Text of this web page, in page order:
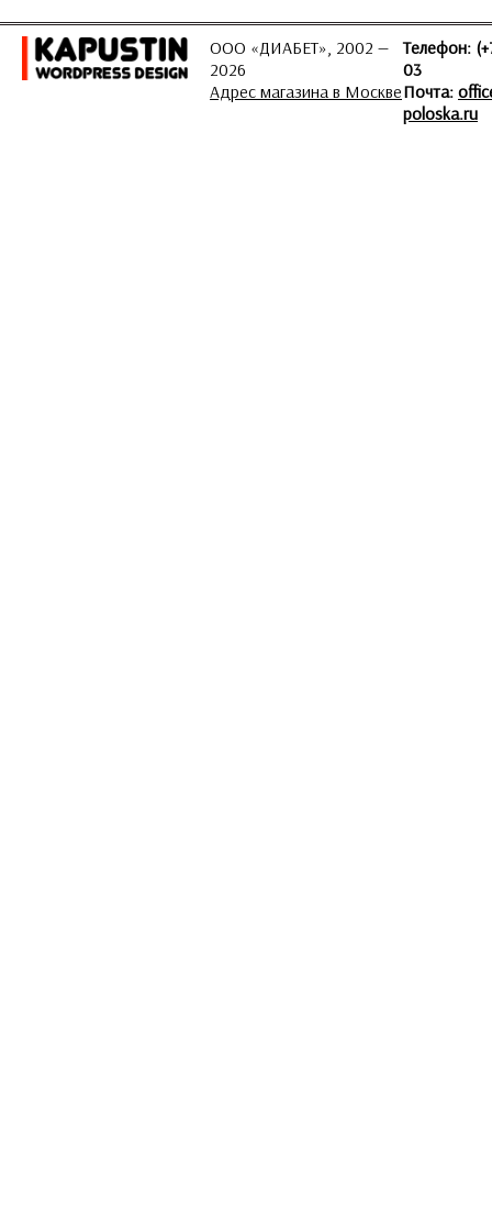
ООО «ДИАБЕТ», 2002 —
2026
Адрес магазина в Москве
Телефон:
03
Почта:
poloska.ru